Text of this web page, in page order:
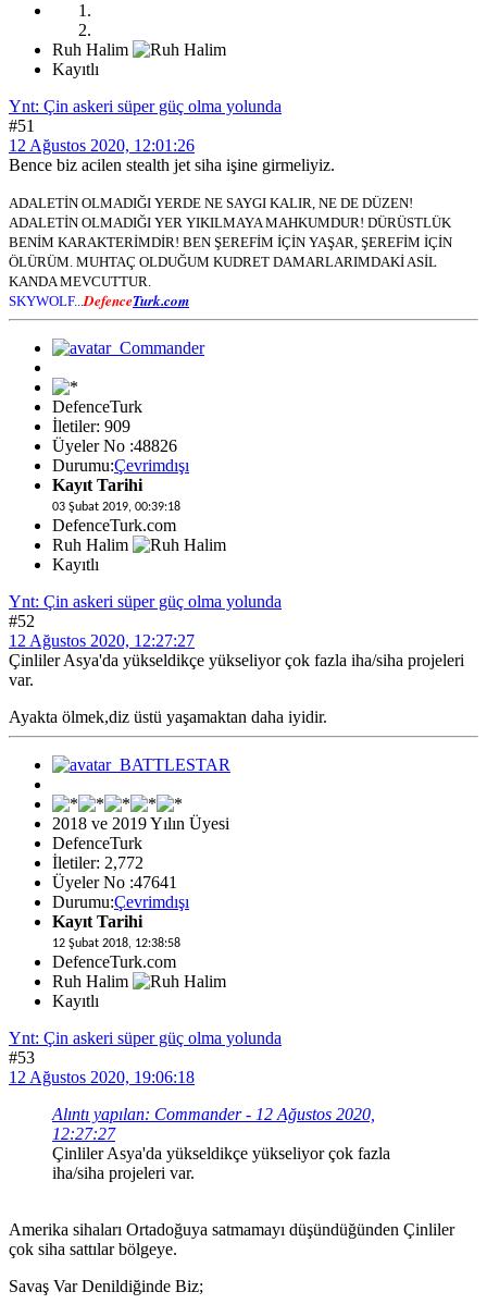
Ruh Halim
Kayıtlı
Ynt: Çin askeri süper güç olma yolunda
#51
12 Ağustos 2020, 12:01:26
Bence biz acilen stealth jet siha işine girmeliyiz.
ADALETİN OLMADIĞI YERDE NE SAYGI KALIR, NE DE DÜZEN!
ADALETİN OLMADIĞI YER YIKILMAYA MAHKUMDUR! DÜRÜSTLÜK
BENİM KARAKTERİMDİR! BEN ŞEREFİM İÇİN YAŞAR, ŞEREFİM İÇİN
ÖLÜRÜM. MUHTAÇ OLDUĞUM KUDRET DAMARLARIMDAKİ ASİL
KANDA MEVCUTTUR.
SKYWOLF... DefenceTurk.com
DefenceTurk
İletiler: 909
Üyeler No :48826
Durumu:Çevrimdışı
Kayıt Tarihi
03 Şubat 2019, 00:39:18
DefenceTurk.com
Ruh Halim
Kayıtlı
Ynt: Çin askeri süper güç olma yolunda
#52
12 Ağustos 2020, 12:27:27
Çinliler Asya'da yükseldikçe yükseliyor çok fazla iha/siha projeleri
var.
Ayakta ölmek,diz üstü yaşamaktan daha iyidir.
2018 ve 2019 Yılın Üyesi
DefenceTurk
İletiler: 2,772
Üyeler No :47641
Durumu:Çevrimdışı
Kayıt Tarihi
12 Şubat 2018, 12:38:58
DefenceTurk.com
Ruh Halim
Kayıtlı
Ynt: Çin askeri süper güç olma yolunda
#53
12 Ağustos 2020, 19:06:18
Alıntı yapılan: Commander - 12 Ağustos 2020,
12:27:27
Çinliler Asya'da yükseldikçe yükseliyor çok fazla
iha/siha projeleri var.
Amerika sihaları Ortadoğuya satmamayı düşündüğünden Çinliler
çok siha sattılar bölgeye.
Savaş Var Denildiğinde Biz;